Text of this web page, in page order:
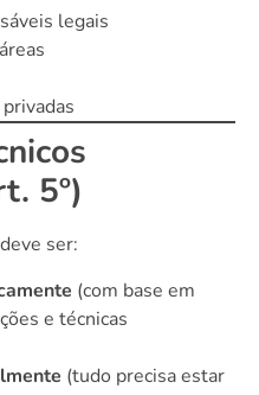
legais
5º)
ser:
(com base em
e técnicas
(tudo precisa estar